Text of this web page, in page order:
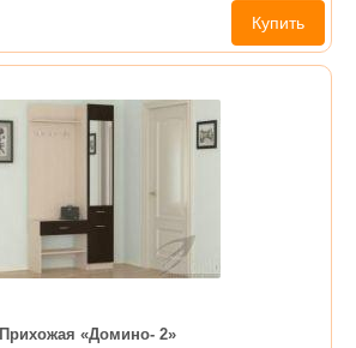
Купить
Прихожая «Домино- 2»